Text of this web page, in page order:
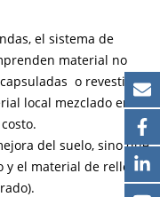
el sistema de
material no
o revestidas
local mezclado en un
del suelo, sino que
y el material de relleno